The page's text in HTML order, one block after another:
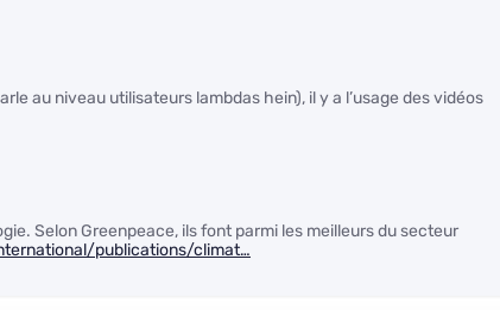
au niveau utilisateurs lambdas hein), il y a l’usage des vidéos
Selon Greenpeace, ils font parmi les meilleurs du secteur
publications/climat…